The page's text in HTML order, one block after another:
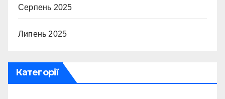
Серпень 2025
Липень 2025
Категорії